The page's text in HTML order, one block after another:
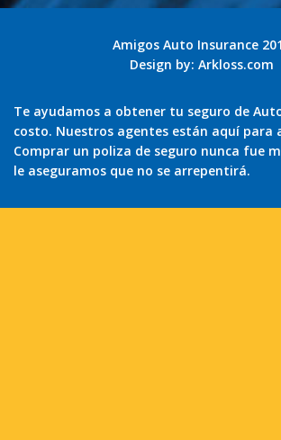
Amigos Auto Insurance
Design by: Arkloss.com
Te ayudamos a obtener tu seguro de
costo. Nuestros agentes están aquí para
Comprar un poliza de seguro nunca fue
le aseguramos que no se arrepentirá.